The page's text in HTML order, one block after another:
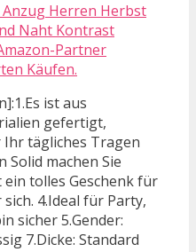
Herren Herbst
Naht Kontrast
Partner
Käufen.
ist aus
gefertigt,
tägliches Tragen
Solid machen Sie
tolles Geschenk für
4.Ideal für Party,
sicher 5.Gender:
7.Dicke: Standard